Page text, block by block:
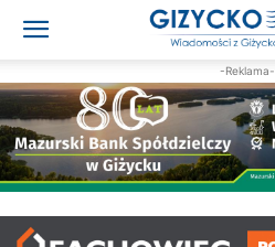
-Reklama-